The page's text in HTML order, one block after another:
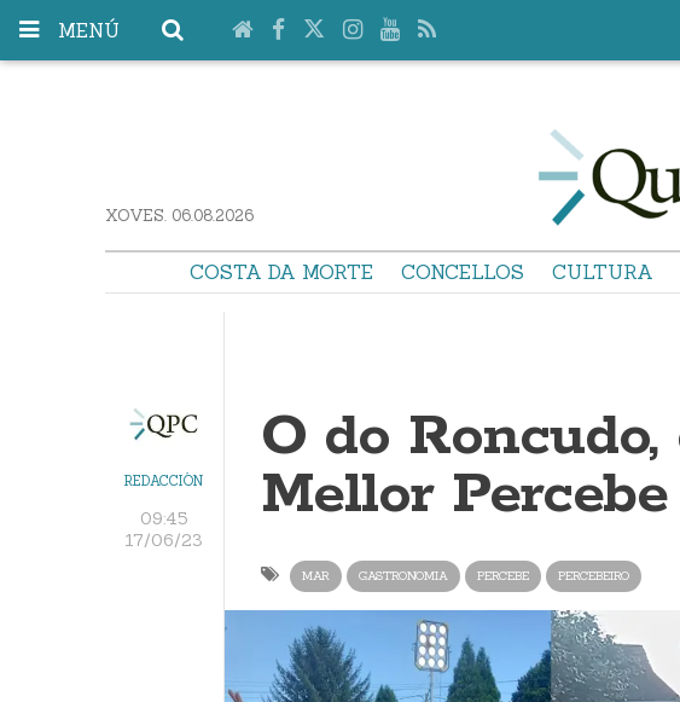
MENÚ
XOVES. 06.08.2026
COSTA DA MORTE CONCELLOS CULTURA
REDACCIÓN
09:45
17/06/23
O do
Mellor
MAR GASTRONOMIA PERCEBE PERCEBEIRO